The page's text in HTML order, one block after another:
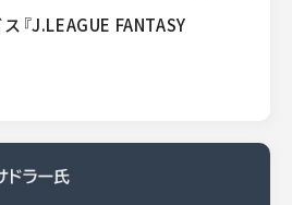
『J.LEAGUE FANTASY